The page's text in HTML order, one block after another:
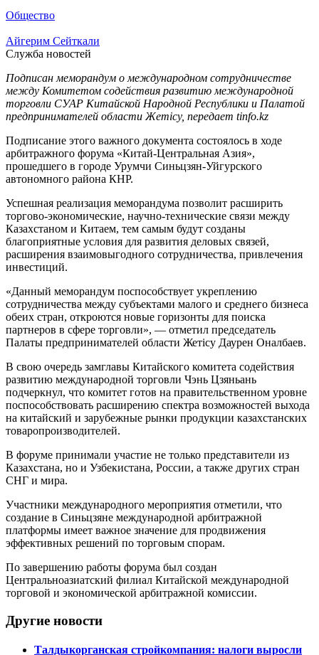
Общество
Айгерим Сейткали
Служба новостей
Подписан меморандум о международном сотрудничестве
между Комитетом содействия развитию международной
торговли СУАР Китайской Народной Республики и Палатой
предпринимателей области Жетісу, передает tinfo.kz
Подписание этого важного документа состоялось в ходе
арбитражного форума «Китай-Центральная Азия»,
прошедшего в городе Урумчи Синьцзян-Уйгурского
автономного района КНР.
Успешная реализация меморандума позволит расширить
торгово-экономические, научно-технические связи между
Казахстаном и Китаем, тем самым будут созданы
благоприятные условия для развития деловых связей,
расширения взаимовыгодного сотрудничества, привлечения
инвестиций.
«Данный меморандум поспособствует укреплению
сотрудничества между субъектами малого и среднего бизнеса
обеих стран, откроются новые горизонты для поиска
партнеров в сфере торговли», — отметил председатель
Палаты предпринимателей области Жетісу Даурен Оналбаев.
В свою очередь замглавы Китайского комитета содействия
развитию международной торговли Чэнь Цзяньань
подчеркнул, что комитет готов на правительственном уровне
поспособствовать расширению спектра возможностей выхода
на китайский и зарубежные рынки продукции казахстанских
товаропроизводителей.
В форуме принимали участие не только представители из
Казахстана, но и Узбекистана, России, а также других стран
СНГ и мира.
Участники международного мероприятия отметили, что
создание в Синьцзяне международной арбитражной
платформы имеет важное значение для продвижения
эффективных решений по торговым спорам.
По завершению работы форума был создан
Центральноазиатский филиал Китайской международной
торговой и экономической арбитражной комиссии.
Другие новости
Талдыкорганская стройкомпания: налоги выросли